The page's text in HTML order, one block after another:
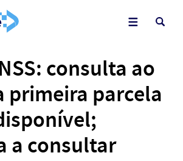
consulta ao
primeira parcela
a consultar